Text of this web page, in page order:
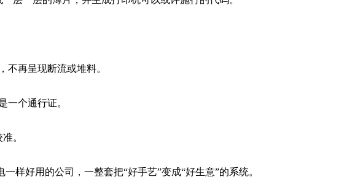
再呈现断流或堆料。
个通行证。
。
好用的公司，一整套把“好手艺”变成“好生意”的系统。